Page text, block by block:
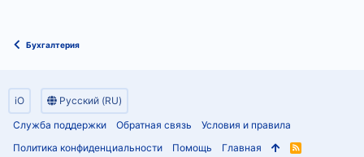
Бухгалтерия
iO
Русский (RU)
Служба поддержки
Обратная связь
Условия и правила
Политика конфиденциальности
Помощь Главная
R